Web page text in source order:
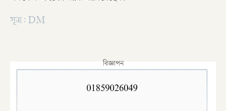
সূত্র: DM
বিজ্ঞাপন